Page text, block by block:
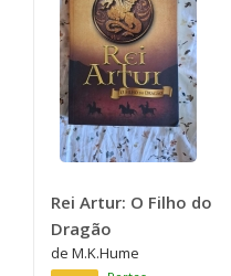
Rei Artur: O Filho do
Dragão
de M.K.Hume